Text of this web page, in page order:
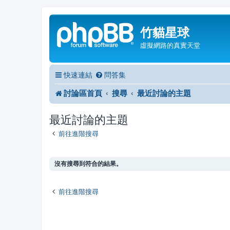
竹貓星球
虛擬網路的真實天堂
快速連結 問答集
討論區首頁 搜尋 最近討論的主題
最近討論的主題
前往進階搜尋
沒有搜尋到符合的結果。
前往進階搜尋